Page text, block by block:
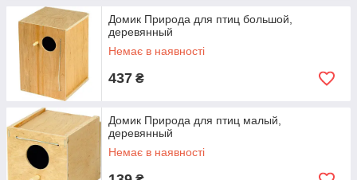
Домик Природа для птиц большой,
деревянный
Немає в наявності
437 ₴
Домик Природа для птиц малый,
деревянный
Немає в наявності